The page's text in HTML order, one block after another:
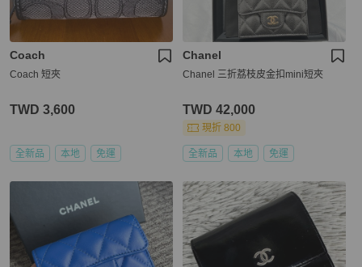
Coach
Coach 短夾
TWD 3,600
全新品 本地 免運
Chanel
Chanel 三折荔枝皮金扣mini短夾
TWD 42,000
現折 800
全新品 本地 免運